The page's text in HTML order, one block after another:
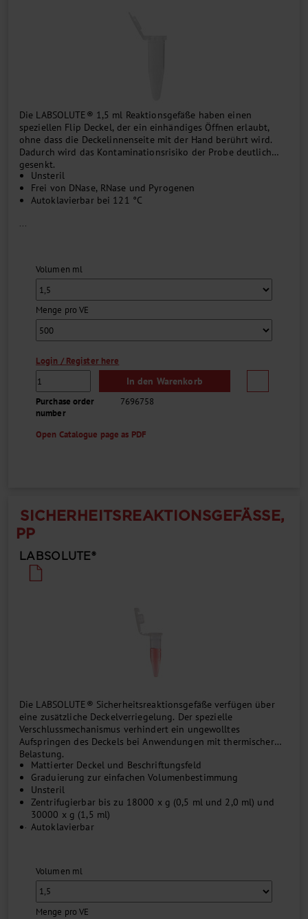
Die LABSOLUTE® 1,5 ml Reaktionsgefäße haben einen
speziellen Flip Deckel, der ein einhändiges Öffnen erlaubt,
ohne dass die Deckelinnenseite mit der Hand berührt wird.
Dadurch wird das Kontaminationsrisiko der Probe deutlich
gesenkt.
Unsteril
Frei von DNase, RNase und Pyrogenen
Autoklavierbar bei 121 °C
...
Volumen ml
Menge pro VE
Login / Register here
In den Warenkorb
Purchase order
number
7696758
Open Catalogue page as PDF
SICHERHEITSREAKTIONSGEFÄSSE, P
P
LABSOLUTE®
Die LABSOLUTE® Sicherheitsreaktionsgefäße verfügen über
eine zusätzliche Deckelverriegelung. Der spezielle
Verschlussmechanismus verhindert ein ungewolltes
Aufspringen des Deckels bei Anwendungen mit thermischer
Belastung.
Mattierter Deckel und Beschriftungsfeld
Graduierung zur einfachen Volumenbestimmung
Unsteril
Zentrifugierbar bis zu 18000 x g (0,5 ml und 2,0 ml) und
30000 x g (1,5 ml)
Autoklavierbar
...
Volumen ml
Menge pro VE